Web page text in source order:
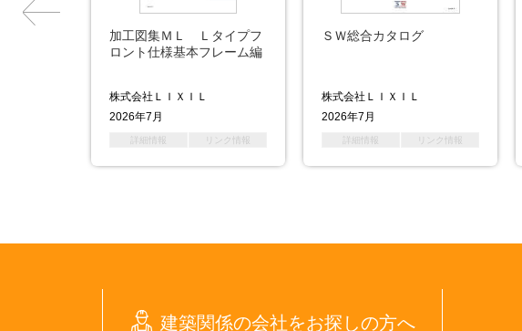
加工図集ＭＬ Ｌタイプフ
ロント仕様基本フレーム編
株式会社ＬＩＸＩＬ
2026年7月
詳細情報 リンク情報
ＳＷ総合カタログ
株式会社ＬＩＸＩＬ
2026年7月
詳細情報 リンク情報
建築関係の会社をお探しの方へ